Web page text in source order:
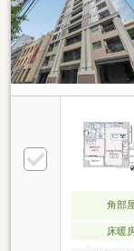
角部
床暖